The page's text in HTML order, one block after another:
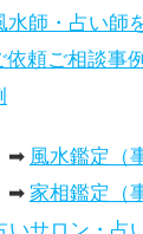
師・占い師
頼ご相談事
➡ 風水鑑定（
➡ 家相鑑定（
いサロン・占